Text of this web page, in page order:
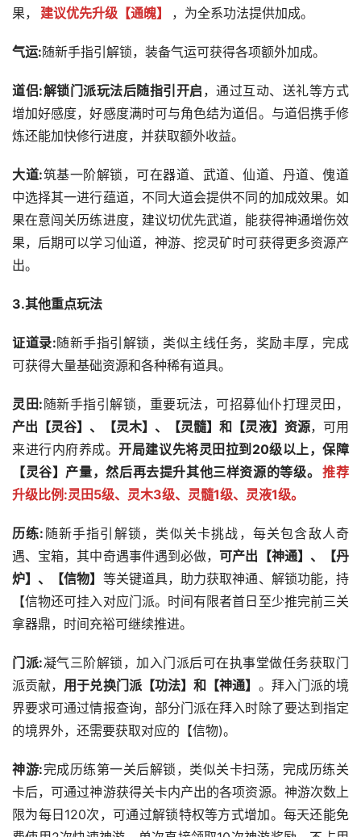
果，
建议优先升级【通魄】 ，为全系功法提供加成。
气运:随新手指引解锁，装备气运可获得各项额外加成。
道侣:解锁门派玩法后随指引开启 ，通过互动、送礼等方式
增加好感度，好感度满时可与角色结为道侣。与道侣携手修
炼还能加快修行进度，并获取额外收益。
大道:筑基一阶解锁，可在器道、武道、仙道、丹道、傀道
中选择其一进行蕴道，不同大道会提供不同的加成效果。如
果在意闯关历练进度，建议切优先武道，能获得神通增伤效
果，后期可以学习仙道，神游、挖灵矿时可获得更多资源产
出。
3.其他重点玩法
证道录:随新手指引解锁，类似主线任务，奖励丰厚，完成
可获得大量基础资源和各种稀有道具。
灵田: 随新手指引解锁，重要玩法，可招募仙仆打理灵田，
产出【灵谷】、【灵木】、【灵髓】和【灵液】资源，可用
来进行内府养成。开局建议先将灵田拉到20级以上，保障
【灵谷】产量，然后再去提升其他三样资源的等级。
推荐
升级比例:灵田5级、灵木3级、灵髓1级、灵液1级。
历练: 随新手指引解锁，类似关卡挑战，每关包含敌人奇
遇、宝箱，其中奇遇事件遇到必做， 可产出【神通】、【丹
炉】、【信物】 等关键道具，助力获取神通、解锁功能，持
【信物还可挂入对应门派。时间有限者首日至少推完前三关
拿器鼎，时间充裕可继续推进。
门派:凝气三阶解锁，加入门派后可在执事堂做任务获取门
派贡献， 用于兑换门派【功法】和【神通】 。拜入门派的境
界要求可通过情报查询，部分门派在拜入时除了要达到指定
的境界外，还需要获取对应的【信物)。
神游:完成历练第一关后解锁，类似关卡扫荡，完成历练关
卡后，可通过神游获得关卡内产出的各项资源。神游次数上
限为每日120次，可通过解锁特权等方式增加。每天还能免